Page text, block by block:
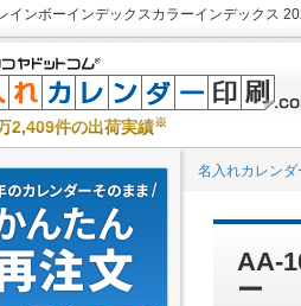
インボーインデックスカラーインデックス
2,409件の出荷実績※
名入れカレン
AA-
ー